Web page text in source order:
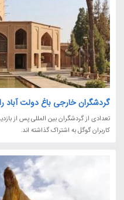
گردشگران خارجی باغ دولت آباد
تعدادی از گردشگران بین المللی پس از
کاربران گوگل به اشتراک گذاشته اند.